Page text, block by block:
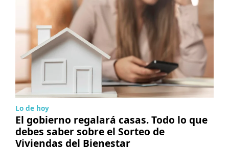
Lo de hoy
El gobierno regalará casas. Todo lo que
debes saber sobre el Sorteo de
Viviendas del Bienestar